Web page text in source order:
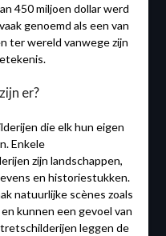
450 miljoen dollar werd
genoemd als een van
ter wereld vanwege zijn
er?
die elk hun eigen
Enkele
zijn landschappen,
en historiestukken.
natuurlijke scènes zoals
kunnen een gevoel van
leggen de